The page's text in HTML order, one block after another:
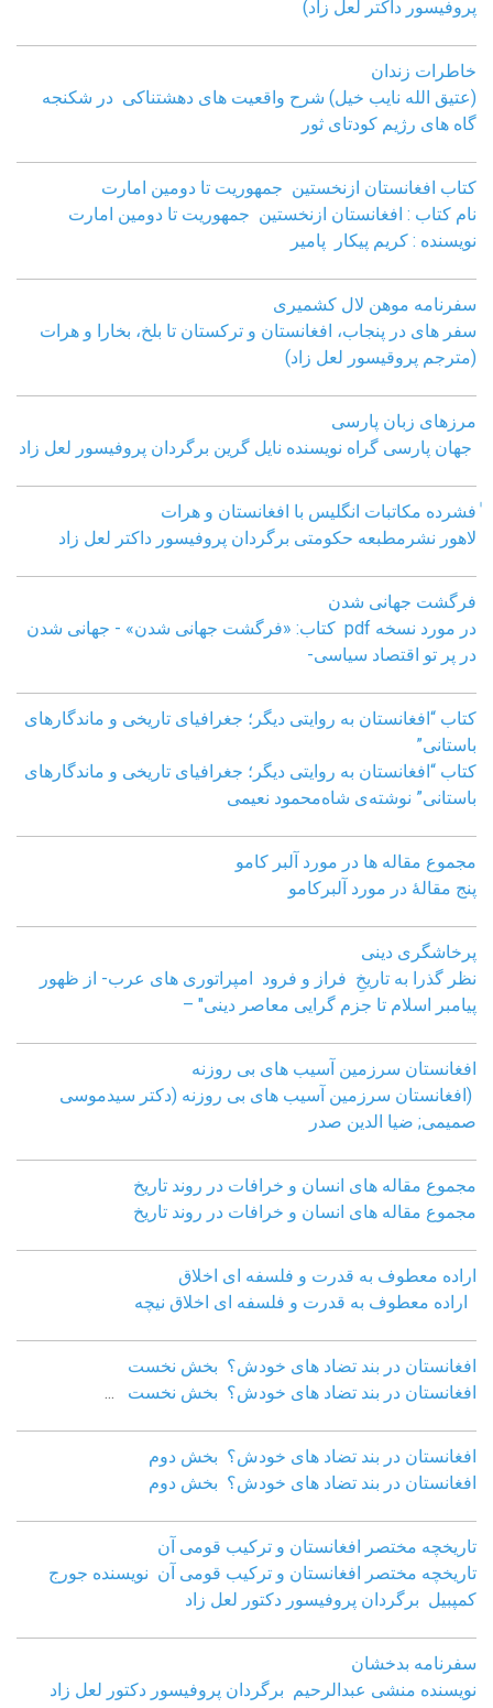
پروفیسور داکتر لعل زاد)
خاطرات زندان
(عتیق الله نایب خیل) شرح واقعیت های دهشتناکی در شکنجه
گاه های رژیم کودتای ثور
کتاب افغانستان ازنخستین جمهوریت تا دومین امارت
نام کتاب : افغانستان ازنخستین جمهوریت تا دومین امارت
نویسنده : کریم پیکار پامیر
سفرنامه موهن لال کشمیری
سفر های در پنجاب، افغانستان و ترکستان تا بلخ، بخارا و هرات
(مترجم پروقیسور لعل زاد)
مرزهای زبان پارسی
جهان پارسی گراه نویسنده نایل گرین برگردان پروفیسور لعل زاد
ٰفشرده مکاتبات انگلیس با افغانستان و هرات
لاهور نشرمطبعه حکومتی برگردان پروفیسور داکتر لعل زاد
فرگشت جهانی شدن
در مورد نسخه pdf کتاب: «فرگشت جهانی شدن» - جهانی شدن
در پر تو اقتصاد سیاسی-
کتاب “افغانستان به روایتی دیگر؛ جغرافیای تاریخی و ماندگارهای
باستانی”
کتاب “افغانستان به روایتی دیگر؛ جغرافیای تاریخی و ماندگارهای
باستانی” نوشته‌ی شاه‌محمود نعیمی
مجموع مقاله ها در مورد آلبر کامو
پنج مقالهٔ در مورد آلبرکامو
پرخاشگری دینی
نظر گذرا به تاریخِ فراز و فرود امپراتوری های عرب- از ظهور
پیامبر اسلام تا جزم گرایی معاصر دینی" –
افغانستان سرزمین آسیب های بی روزنه
(افغانستان سرزمین آسیب های بی روزنه (دکتر سیدموسی
صمیمی; ضیا الدین صدر
مجموع مقاله های انسان و خرافات در روند تاریخ
مجموع مقاله های انسان و خرافات در روند تاریخ
اراده معطوف به قدرت و فلسفه ای اخلاق
اراده معطوف به قدرت و فلسفه ای اخلاق نیچه
افغانستان در بند تضاد های خودش؟ بخش نخست
افغانستان در بند تضاد های خودش؟ بخش نخست
افغانستان در بند تضاد های خودش؟ بخش دوم
افغانستان در بند تضاد های خودش؟ بخش دوم
تاریخچه مختصر افغانستان و ترکیب قومی آن
تاریخچه مختصر افغانستان و ترکیب قومی آن نویسنده جورج
کمپبیل برگردان پروفیسور دکتور لعل زاد
سفرنامه بدخشان
نویسنده منشی عبدالرحیم برگردان پروفیسور دکتور لعل زاد